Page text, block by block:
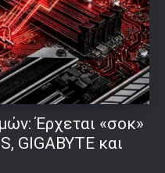
Έρχεται «σοκ»
GIGABYTE και